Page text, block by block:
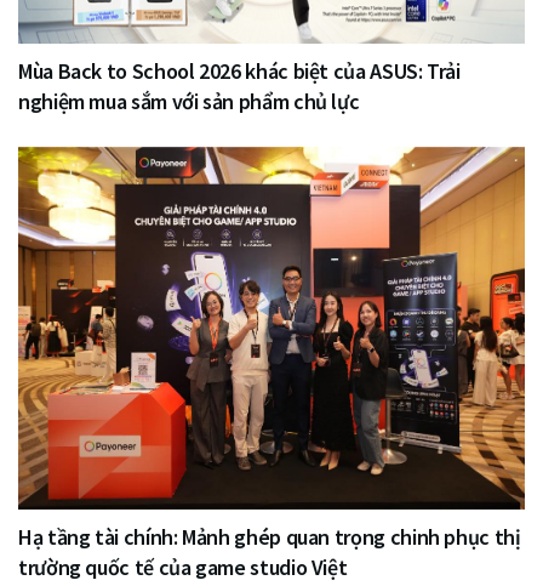
Mùa Back to School 2026 khác biệt của ASUS: Trải
nghiệm mua sắm với sản phẩm chủ lực
Hạ tầng tài chính: Mảnh ghép quan trọng chinh phục thị
trường quốc tế của game studio Việt